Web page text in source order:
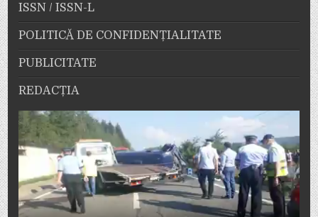
ISSN / ISSN-L
POLITICĂ DE CONFIDENȚIALITATE
PUBLICITATE
REDACȚIA